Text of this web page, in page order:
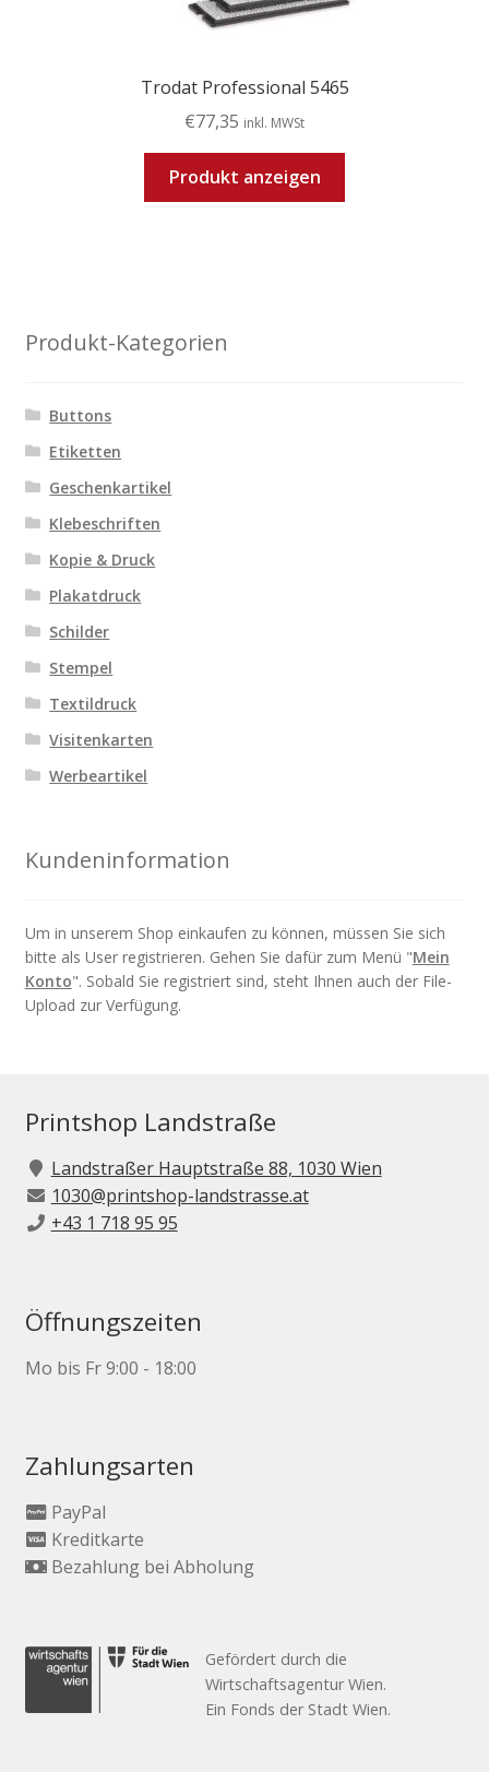
Trodat Professional 5465
€77,35 inkl. MWSt
Produkt anzeigen
Produkt-Kategorien
Buttons
Etiketten
Geschenkartikel
Klebeschriften
Kopie & Druck
Plakatdruck
Schilder
Stempel
Textildruck
Visitenkarten
Werbeartikel
Kundeninformation
Um in unserem Shop einkaufen zu können, müssen Sie sich
bitte als User registrieren. Gehen Sie dafür zum Menü "Mein
Konto". Sobald Sie registriert sind, steht Ihnen auch der File-
Upload zur Verfügung.
Printshop Landstraße
Landstraßer Hauptstraße 88, 1030 Wien
1030@printshop-landstrasse.at
+43 1 718 95 95
Öffnungszeiten
Mo bis Fr 9:00 - 18:00
Zahlungsarten
PayPal
Kreditkarte
Bezahlung bei Abholung
Gefördert durch die
Wirtschaftsagentur Wien.
Ein Fonds der Stadt Wien.